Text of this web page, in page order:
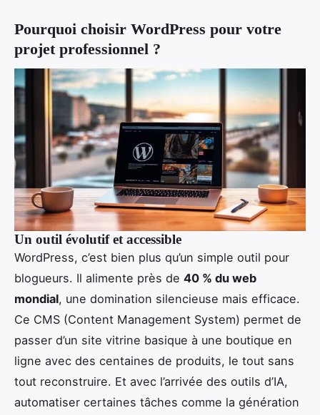
Pourquoi choisir WordPress pour votre
projet professionnel ?
Un outil évolutif et accessible
WordPress, c’est bien plus qu’un simple outil pour
blogueurs. Il alimente près de 40 % du web
mondial, une domination silencieuse mais efficace.
Ce CMS (Content Management System) permet de
passer d’un site vitrine basique à une boutique en
ligne avec des centaines de produits, le tout sans
tout reconstruire. Et avec l’arrivée des outils d’IA,
automatiser certaines tâches comme la génération